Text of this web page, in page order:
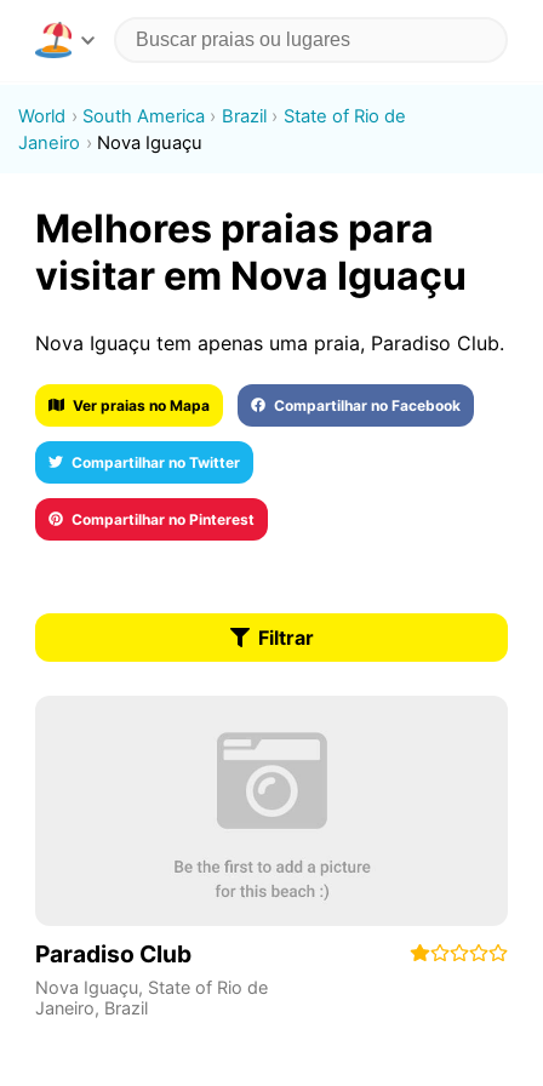
World South America Brazil
State of Rio de
Janeiro
Nova Iguaçu
Melhores praias para
visitar em Nova Iguaçu
Nova Iguaçu tem apenas uma praia, Paradiso Club.
Ver praias no Mapa Compartilhar no Facebook
Compartilhar no Twitter
Compartilhar no Pinterest
Filtrar
Paradiso Club
Nova Iguaçu, State of Rio de
Janeiro, Brazil